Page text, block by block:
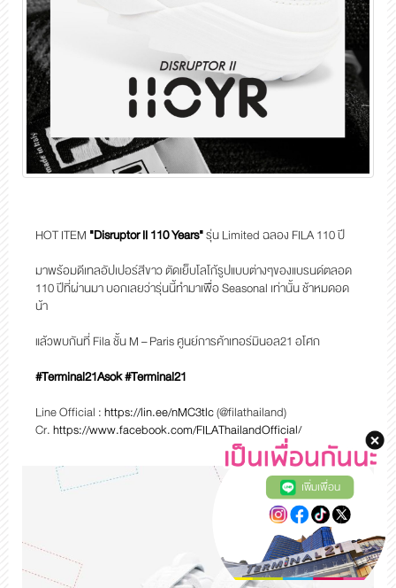
HOT ITEM "Disruptor II 110 Years"รุ่น Limited ฉลอง FILA 110 ปี
มาพร้อมดีเทลอัปเปอร์สีขาว ตัดเย็บโลโก้รูปแบบต่างๆของแบรนด์ตลอด
110 ปีที่ผ่านมาบอกเลยว่ารุ่นนี้ทำมาเพื่อ Seasonal เท่านั้น ช้าหมดอด
น้า
แล้วพบกันที่ Fila ชั้น M – Parisศูนย์การค้าเทอร์มินอล21 อโศก
#Terminal21Asok #Terminal21
Line Official :https://lin.ee/nMC3tlc(@filathailand)
Cr.https://www.facebook.com/FILAThailandOfficial/
เพิ่มเพื่อน